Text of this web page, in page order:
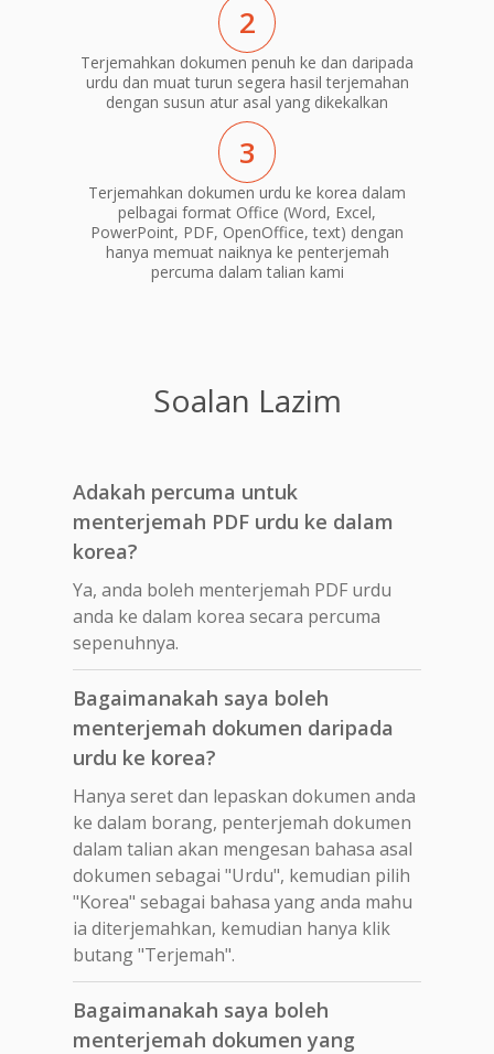
2
Terjemahkan dokumen penuh ke dan daripada
urdu dan muat turun segera hasil terjemahan
dengan susun atur asal yang dikekalkan
3
Terjemahkan dokumen urdu ke korea dalam
pelbagai format Office (Word, Excel,
PowerPoint, PDF, OpenOffice, text) dengan
hanya memuat naiknya ke penterjemah
percuma dalam talian kami
Soalan Lazim
Adakah percuma untuk
menterjemah PDF urdu ke dalam
korea?
Ya, anda boleh menterjemah PDF urdu
anda ke dalam korea secara percuma
sepenuhnya.
Bagaimanakah saya boleh
menterjemah dokumen daripada
urdu ke korea?
Hanya seret dan lepaskan dokumen anda
ke dalam borang, penterjemah dokumen
dalam talian akan mengesan bahasa asal
dokumen sebagai "Urdu", kemudian pilih
"Korea" sebagai bahasa yang anda mahu
ia diterjemahkan, kemudian hanya klik
butang "Terjemah".
Bagaimanakah saya boleh
menterjemah dokumen yang